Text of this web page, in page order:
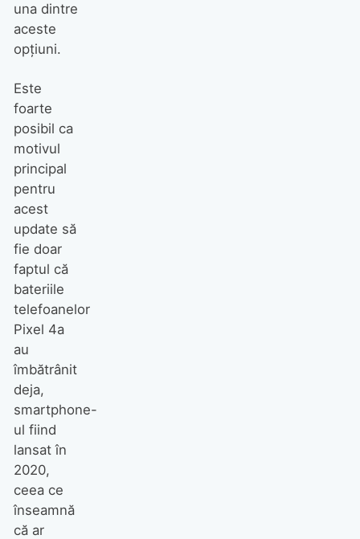
una dintre
aceste
opțiuni.
Este
foarte
posibil ca
motivul
principal
pentru
acest
update să
fie doar
faptul că
bateriile
telefoanelor
Pixel 4a
au
îmbătrânit
deja,
smartphone-
ul fiind
lansat în
2020,
ceea ce
înseamnă
că ar